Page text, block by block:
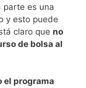
es una
​y esto puede
claro que no
de bolsa al
el programa